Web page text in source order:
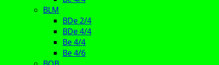
BLM
BDe 2/4
BDe 4/4
Be 4/4
Be 4/6